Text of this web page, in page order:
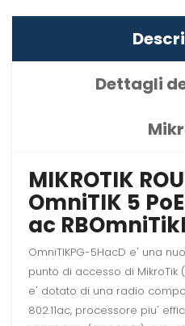
Dettagli
MIKROTIK
OmniTIK 5 PoE
ac
OmniTIKPG-5HacD e' una
punto di accesso di MikroTik
e' dotato di una radio
802.11ac, processore piu'